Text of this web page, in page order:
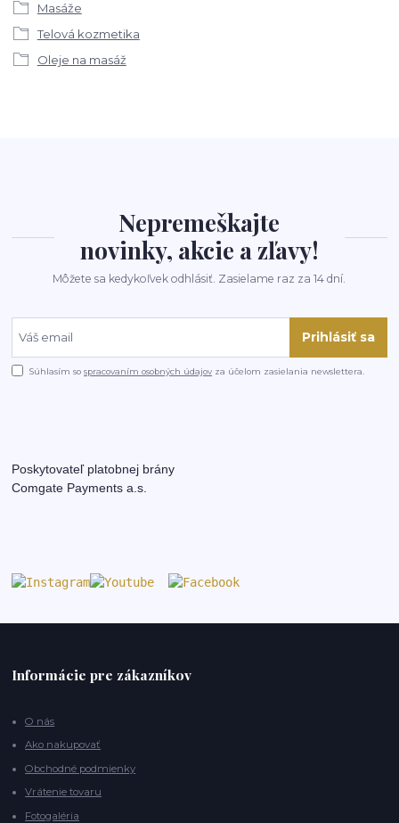
Masáže
Telová kozmetika
Oleje na masáž
Nepremeškajte
novinky, akcie a zľavy!
Môžete sa kedykoľvek odhlásiť. Zasielame raz za 14 dní.
Prihlásiť sa
Súhlasím sospracovaním osobných údajov za účelom zasielania newslettera.
Poskytovateľ platobnej brány
Comgate Payments a.s.
Informácie pre zákazníkov
O nás
Ako nakupovať
Obchodné podmienky
Vrátenie tovaru
Fotogaléria